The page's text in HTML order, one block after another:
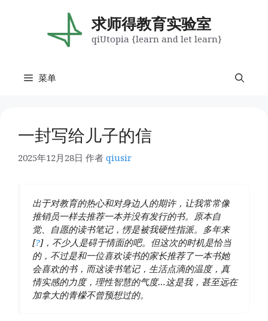
求师得教育实验室
qiUtopia {learn and let learn}
菜单
一封写给儿子的信
2025年12月28日 作者 qiusir
出于对教育的热心和对身边人的期许，让我常常像
推销员一样去推荐一本并没有发行的书。原本自
觉、自愿的读书笔记，愣是被我硬性指派。多年来
[?]，不少人是碍于情面的吧。但这次的时机是恰当
的，不过是和一位喜欢读书的家长推荐了一本书她
会喜欢的书，而这读书笔记，生活点滴的温度，真
情实感的力度，理性智慧的气度…这是我，甚至远在
加拿大的青檬不曾预想过的。